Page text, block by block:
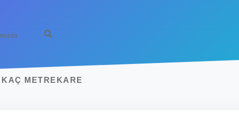
METREKARE